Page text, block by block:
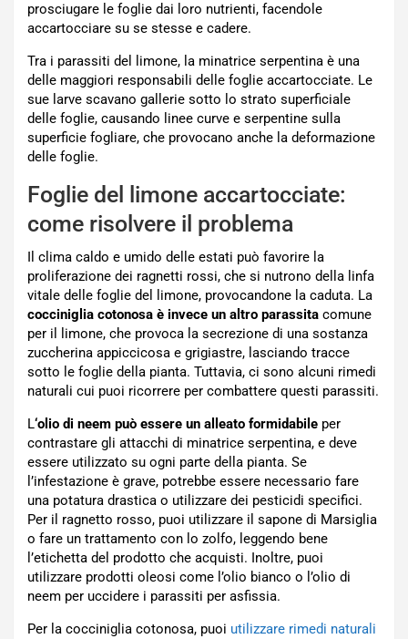
prosciugare le foglie dai loro nutrienti, facendole
accartocciare su se stesse e cadere.
Tra i parassiti del limone, la minatrice serpentina è una
delle maggiori responsabili delle foglie accartocciate. Le
sue larve scavano gallerie sotto lo strato superficiale
delle foglie, causando linee curve e serpentine sulla
superficie fogliare, che provocano anche la deformazione
delle foglie.
Foglie del limone accartocciate:
come risolvere il problema
Il clima caldo e umido delle estati può favorire la
proliferazione dei ragnetti rossi, che si nutrono della linfa
vitale delle foglie del limone, provocandone la caduta. La
cocciniglia cotonosa è invece un altro parassita comune
per il limone, che provoca la secrezione di una sostanza
zuccherina appiccicosa e grigiastre, lasciando tracce
sotto le foglie della pianta. Tuttavia, ci sono alcuni rimedi
naturali cui puoi ricorrere per combattere questi parassiti.
L‘olio di neem può essere un alleato formidabile per
contrastare gli attacchi di minatrice serpentina, e deve
essere utilizzato su ogni parte della pianta. Se
l’infestazione è grave, potrebbe essere necessario fare
una potatura drastica o utilizzare dei pesticidi specifici.
Per il ragnetto rosso, puoi utilizzare il sapone di Marsiglia
o fare un trattamento con lo zolfo, leggendo bene
l’etichetta del prodotto che acquisti. Inoltre, puoi
utilizzare prodotti oleosi come l’olio bianco o l’olio di
neem per uccidere i parassiti per asfissia.
Per la cocciniglia cotonosa, puoi utilizzare rimedi naturali